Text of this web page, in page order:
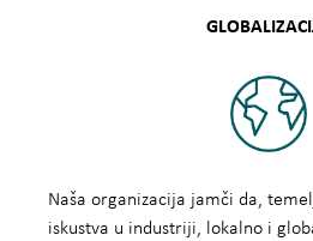
Naša organizacija jamči da,
iskustva u industriji, lokalno i